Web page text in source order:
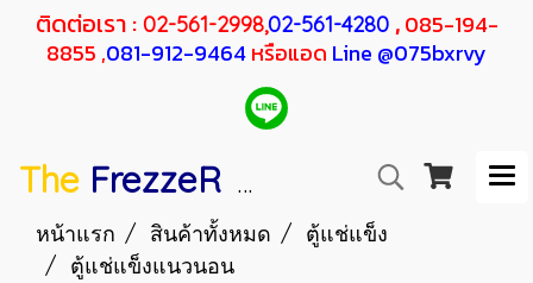
ติดต่อเรา : 02-561-2998,02-561-4280 ,085-194-
8855 ,081-912-9464หรือแอด Line @075bxrvy
The FrezzeR SANDEN F RESHER
หน้าแรก สินค้าทั้งหมด
ตู้แช่แข็ง
ตู้แช่แข็งแนวนอน